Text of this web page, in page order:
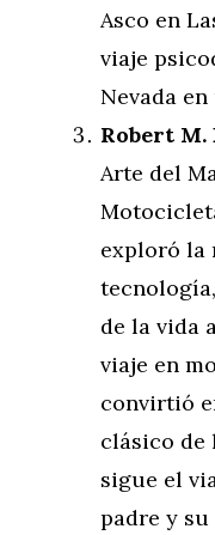
Asco en
viaje
Nevada
Robert
Arte del
exploró la
de la vida
viaje en
convirtió
clásico
sigue el
padre y